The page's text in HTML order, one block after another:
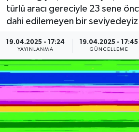
türlü aracı gereciyle 23 sene
dahi edilemeyen bir
19.04.2025 - 17:24
YAYINLANMA
19.04.2025 - 17:45
GÜNCELLEME